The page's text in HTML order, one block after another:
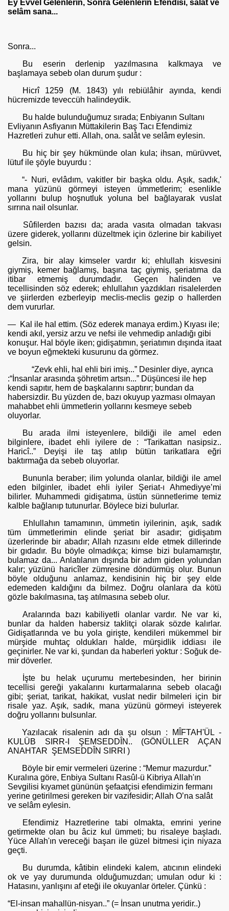
Ey Evvel Gelenlerin, Sonra Gelenlerin Efendisi, salât ve
selâm sana...
Sonra...
Bu eserin derlenip yazılmasına kalkmaya ve
başlamaya sebeb olan durum şudur :
Hicrî 1259 (M. 1843) yılı rebiülâhir ayında, kendi
hücremizde tevec­cüh halindeydik.
Bu halde bulunduğumuz sırada; Enbiyanın Sultanı
Evliyanın Asfiyanın Müttakilerin Baş Tacı Efendimiz
Hazretleri zuhur etti. Allah, ona. salât ve selâm eylesin.
Bu hiç bir şey hükmünde olan kula; ihsan, mürüvvet,
lütuf ile şöyle buyurdu :
“- Nuri, evlâdım, vakitler bir başka oldu. Aşık, sadık,'
mana yüzünü görmeyi isteyen ümmetlerim; esenlikle
yollarını bulup hoşnutluk yoluna bel bağlayarak vuslat
sırrına nail olsunlar.
Sûfilerden bazısı da; arada vasıta olmadan takvası
üzere giderek, yollarını düzeltmek için özlerine bir kabiliyet
gelsin.
Zira, bir alay kimseler vardır ki; ehlullah kisvesini
giymiş, kemer bağlamış, başına taç giymiş, şeriatıma da
itibar etmemiş durumdadır. Geçen halinden ve
tecellisinden söz ederek; ehlullahın yazdıkları risale­lerden
ve şiirlerden ezberleyip meclis-meclis gezip o hallerden
dem vu­rurlar.
— Kal ile hal ettim. (Söz ederek manaya erdim.) Kıyası ile;
kendi akıl, yersiz arzu ve nefsi ile vehmedip anladığı gibi
konuşur. Hal böyle iken; gidişatımın, şeriatımın dışında itaat
ve boyun eğmekteki kusurunu da görmez.
“Zevk ehli, hal ehli biri imiş...” Desinler diye, ayrıca
:“İnsanlar arasında şöhretim artsın...” Düşüncesi ile hep
kendi sapıtır, hem de başkalarını saptırır; bundan da
habersizdir. Bu yüzden de, bazı okuyup yazması olmayan
mahabbet ehli ümmetlerin yollarını kesmeye sebeb
oluyorlar.
Bu arada ilmi isteyenlere, bildiği ile amel eden
bilginlere, ibadet ehli iyilere de : “Tarikattan nasipsiz..
Haricî..” Deyişi ile taş atılıp bütün tarikatlara eğri
baktırmağa da sebeb olu­yorlar.
Bununla beraber; ilim yolunda olanlar, bildiği ile amel
eden bilgin­ler, ibadet ehli iyiler Şeriat-ı Ahmediyye’mi
bilirler. Muhammedi gidişatı­ma, üstün sünnetlerime temiz
kalble bağlanıp tutunurlar. Böylece bizi bu­lurlar.
Ehlullahın tamamının, ümmetin iyilerinin, aşık, sadık
tüm ümmet­lerimin elinde şeriat bir asadır; gidişatım
üzerlerinde bir abadır; Allah rızasını elde etmek dillerinde
bir gıdadır. Bu böyle olmadıkça; kimse bizi bulamamıştır,
bulamaz da... Anlatılanın dışında bir adım giden yolundan
kalır; yüzünü haricîler zümresine döndürmüş olur. Bunun
böyle olduğu­nu anlamaz, kendisinin hiç bir şey elde
edemeden kaldığını da bilmez. Doğ­ru olanlara da kötü
gözle bakılmasına, taş atılmasına sebeb olur.
Aralarında bazı kabiliyetli olanlar vardır. Ne var ki,
bunlar da hal­den habersiz taklitçi olarak sözde kalırlar.
Gidişatlarında ve bu yola gi­rişte, kendileri mükemmel bir
mürşide muhtaç oldukları halde, mürşidlik iddiası ile
geçinirler. Ne var ki, şundan da haberleri yoktur : Soğuk de­
mir döverler.
İşte bu helak uçurumu mertebesinden, her birinin
tecellisi gereği yakalarını kurtarmalarına sebeb olacağı
gibi; şeriat, tarikat, hakikat, vuslat nedir bilmeleri için bir
risale yaz. Aşık, sadık, mana yüzünü gör­meyi isteyerek
doğru yollarını bulsunlar.
Yazılacak risalenin adı da şu olsun : MÎFTAH'ÜL -
KULÜB SIRR-I ŞEMSEDDÎN.. (GÖNÜLLER AÇAN
ANAHTAR ŞEMSEDDÎN SIRRI )
Böyle bir emir vermeleri üzerine : “Memur mazurdur.”
Kuralına göre, Enbiya Sultanı Rasûl-ü Kibriya Allah'ın
Sevgilisi kı­yamet gününün şefaatçisi efendimizin fermanı
yerine getirilmesi gereken bir vazifesidir; Allah O’na salât
ve selâm eylesin.
Efendimiz Hazretlerine tabi olmakta, emrini yerine
getirmekte olan bu âciz kul ümmeti; bu risaleye başladı.
Yüce Allah'ın vereceği başarı ile güzel bitmesi için niyaza
geçti.
Bu durumda, kâtibin elindeki kalem, atıcının elindeki
ok ve yay du­rumunda olduğumuzdan; umulan odur ki :
Hatasını, yanlışını af eteği ile okuyanlar örteler. Çünkü :
“El-insan mahallün-nisyan..” (= İnsan unutma yeridir..)